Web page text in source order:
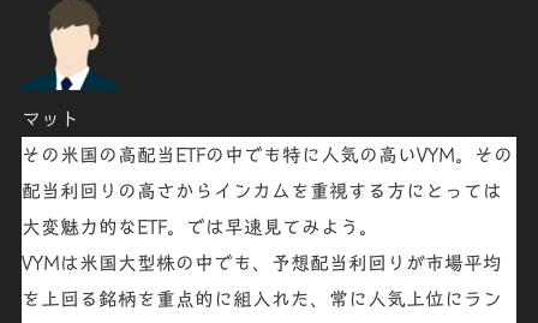
マット
その米国の高配当ETFの中でも特に人気の高いVYM。その
配当利回りの高さからインカムを重視する方にとっては
大変魅力的なETF。では早速見てみよう。
VYMは米国 大型株の中でも、予想配当利回りが市場平均
を上回る銘柄を重点的に組入れた、常に人気上位にラン